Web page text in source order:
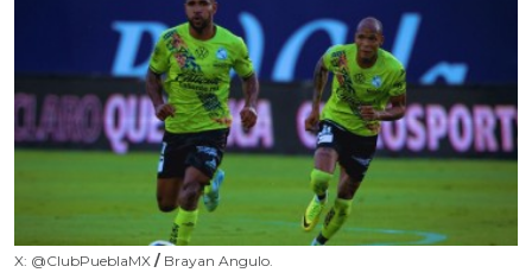
X: @ClubPueblaMX / Brayan Angulo.